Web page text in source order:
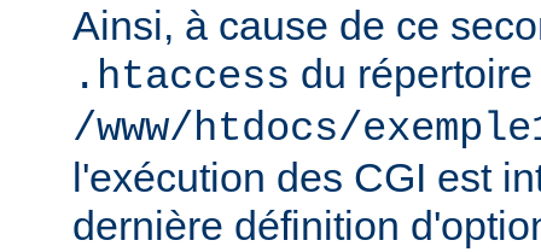
Ainsi, à cause de ce
.htaccess du répertoire
/www/htdocs/
l'exécution des CGI est
dernière définition